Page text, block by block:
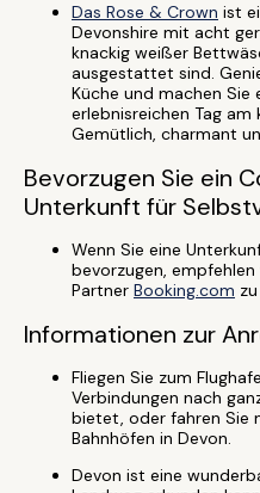
Das Rose & Crown ist
Devonshire mit acht
knackig weißer
ausgestattet sind.
Küche und machen Sie
erlebnisreichen Tag
Gemütlich, charmant
Bevorzugen Sie ein
Unterkunft für
Wenn Sie eine
bevorzugen,
Partner Booking.com
Informationen zur
Fliegen Sie zum
Verbindungen nach
bietet, oder fahren Sie
Bahnhöfen in Devon.
Devon ist eine